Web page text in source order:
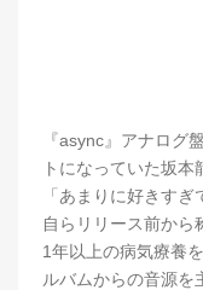
『async』アナログ
トになっていた坂本
「あまりに好きす
自らリリース前から
1年以上の病気療養
ルバムからの音源を